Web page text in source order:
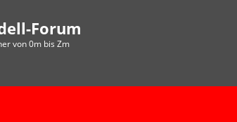
Forum
von 0m bis Zm